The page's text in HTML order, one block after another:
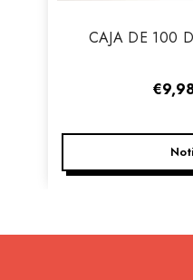
CAJA DE 100